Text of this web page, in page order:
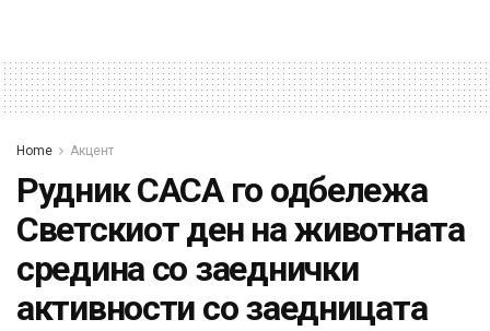
Home Акцент
Рудник САСА го одбележа
Светскиот ден на животната
средина со заеднички
активности со заедницата